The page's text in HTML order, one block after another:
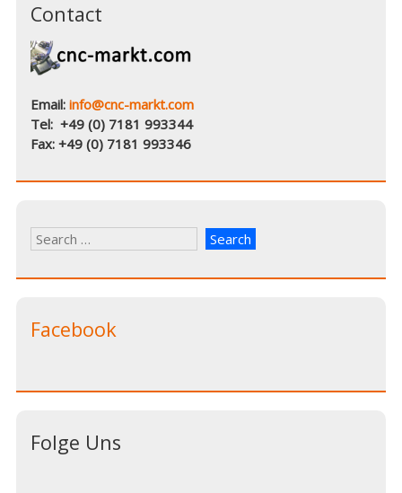
Contact
Email:info@cnc-markt.com
Tel: +49 (0) 7181 993344
Fax: +49 (0) 7181 993346
Facebook
Folge Uns